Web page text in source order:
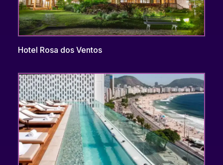
Hotel Rosa dos Ventos